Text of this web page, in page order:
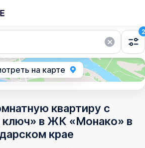
2
на карте
квартиру с
в ЖК «Монако» в
крае